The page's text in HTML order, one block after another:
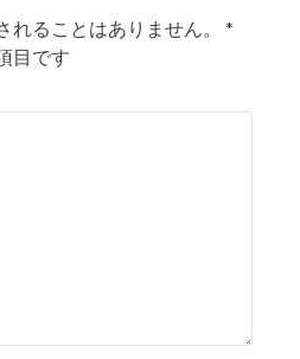
れることはありません。
*
目です